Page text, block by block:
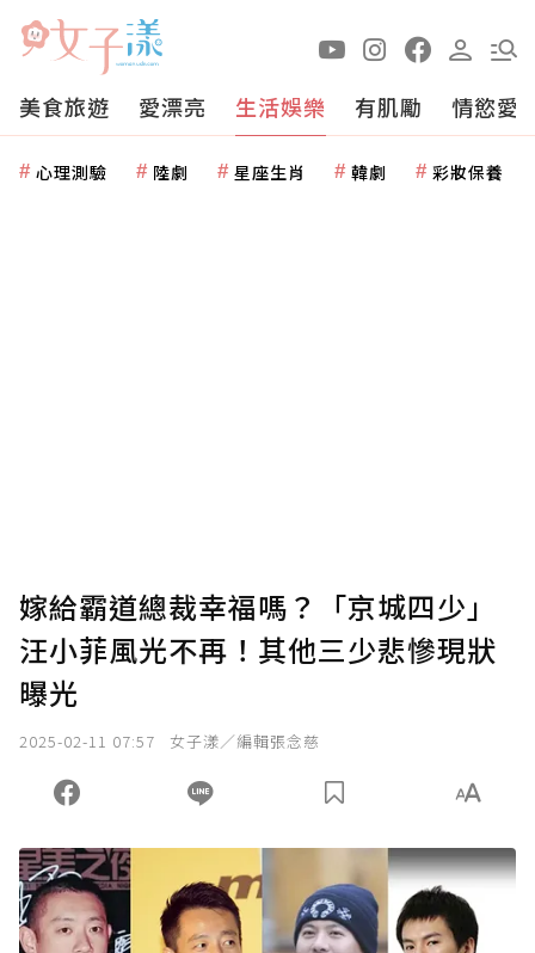
美食旅遊 愛漂亮 生活娛樂 有肌勵 情慾愛
心理測驗 陸劇 星座生肖 韓劇 彩妝保養
嫁給霸道總裁幸福嗎？「京城四少」
汪小菲風光不再！其他三少悲慘現狀
曝光
2025-02-11 07:57 女子漾／編輯張念慈